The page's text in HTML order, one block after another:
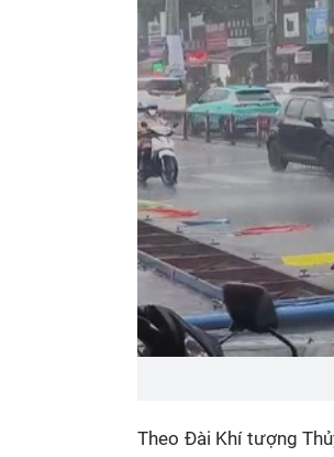
Theo Đài Khí tượng